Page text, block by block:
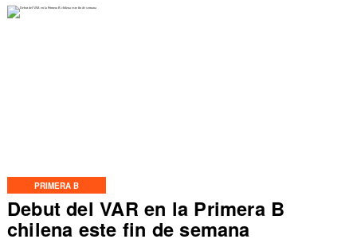
PRIMERA B
Debut del VAR en la Primera B
chilena este fin de semana